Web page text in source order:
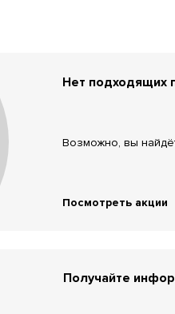
Нет подходящих
Возможно, вы
Посмотреть акции
Получайте